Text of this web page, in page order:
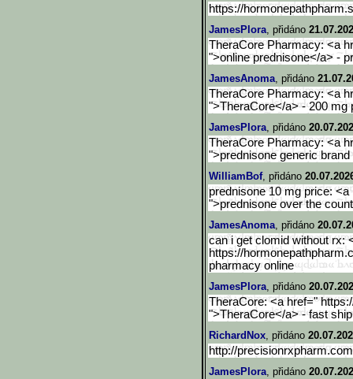
https://
JamesPlora, přidáno
TheraCore Pharmacy: <a
">online prednisone</a> -
JamesAnoma, přidáno
TheraCore Pharmacy: <a
">TheraCore</a> - 200 mg
JamesPlora, přidáno
TheraCore Pharmacy: <a
">prednisone generic
WilliamBof, přidáno
prednisone 10 mg price:
">prednisone over the
JamesAnoma, přidáno
can i get clomid without rx:
https://
pharmacy online
JamesPlora, přidáno
TheraCore: <a href="
">TheraCore</a> - fast
RichardNox, přidáno
http://
JamesPlora, přidáno